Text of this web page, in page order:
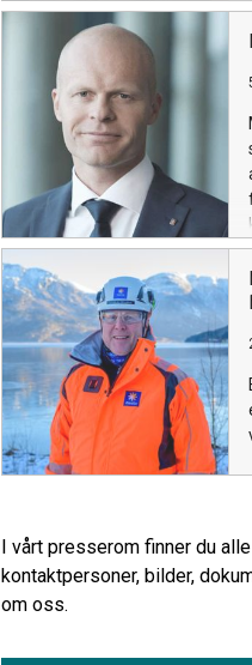
I vårt presserom finner du
kontaktpersoner, bilder,
om oss.